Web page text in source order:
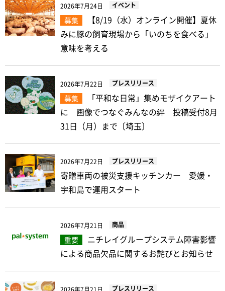
2026年7月24日 イベント
募集
【8/19（水）オンライン開催】夏休
みに豚の飼育現場から「いのちを食べる」
意味を考える
2026年7月22日 プレスリリース
募集
「平和な日常」集めモザイクアート
に 画像でつなぐみんなの絆 投稿受付8月
31日（月）まで〔埼玉〕
2026年7月22日 プレスリリース
寄贈車両の被災支援キッチンカー 愛媛・
宇和島で運用スタート
2026年7月21日 商品
重要
ニチレイグループシステム障害影響
による商品欠品に関するお詫びとお知らせ
2026年7月21日 プレスリリース